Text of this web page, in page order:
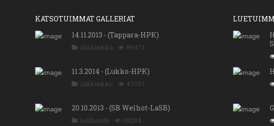
KATSOTUIMMAT GALLERIAT
14.11.2013 - (Tappara-HPK)
Jääkiekko 89471
11.3.2014 - (Lukko-HPK)
Jääkiekko 47057
20.10.2013 - (SB Welhot-LaSB)
Salibandy 38284